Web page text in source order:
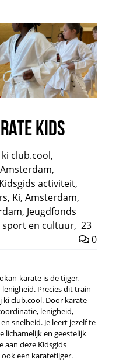
Kids
ki club.cool,
,
Kidsgids activiteit,
, Ki, Amsterdam,
, Jeugdfonds
sport en cultuur, 23
0
karate is de tijger,
Precies dit train
ki club.cool. Door karate-
lenigheid,
snelheid. Je leert jezelf te
lichamelijk en geestelijk
aan deze Kidsgids
een karatetijger.